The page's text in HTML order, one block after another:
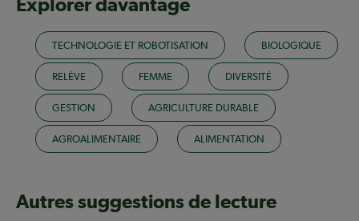
TECHNOLOGIE ET ROBOTISATION BIOLOGIQUE
RELÈVE FEMME DIVERSITÉ
GESTION AGRICULTURE DURABLE
AGROALIMENTAIRE ALIMENTATION
Autres suggestions de lecture